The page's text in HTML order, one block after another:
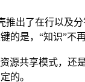
出了在行以及
的是，“知识”不
源共享模式，还
的。